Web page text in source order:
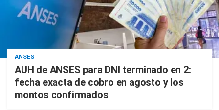
ANSES
AUH de ANSES para DNI terminado en 2:
fecha exacta de cobro en agosto y los
montos confirmados